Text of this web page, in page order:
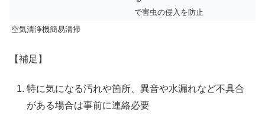
で害虫の侵入を防止
空気清浄機簡易清掃
【補足】
特に気になる汚れや箇所、異音や水漏れなど不具合
がある場合は事前に連絡必要